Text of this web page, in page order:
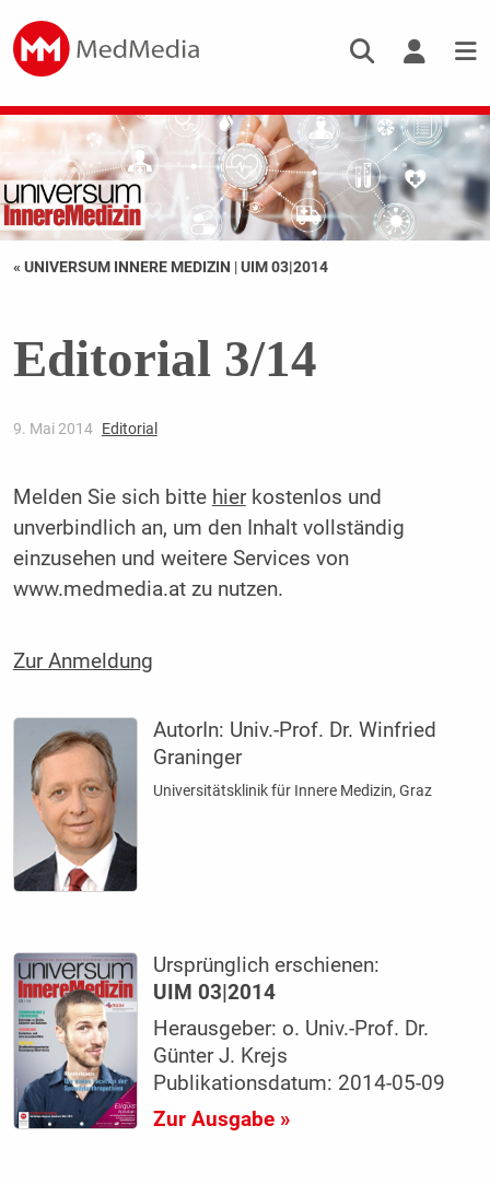
« UNIVERSUM INNERE MEDIZIN |UIM 03|2014
Editorial 3/14
9. Mai 2014 Editorial
Melden Sie sich bitte hierkostenlos und
unverbindlich an, um den Inhalt vollständig
einzusehen und weitere Services von
www.medmedia.at zu nutzen.
Zur Anmeldung
AutorIn: Univ.-Prof. Dr. Winfried
Graninger
Universitätsklinik für Innere Medizin, Graz
Ursprünglich erschienen:
UIM 03|2014
Herausgeber: o. Univ.-Prof. Dr.
Günter J. Krejs
Publikationsdatum: 2014-05-09
Zur Ausgabe »